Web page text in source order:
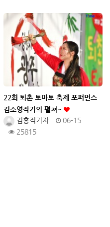
22회 퇴촌 토마토 축제 포퍼먼스
김소영작가의 펼쳐~
김홍직기자
06-15
25815